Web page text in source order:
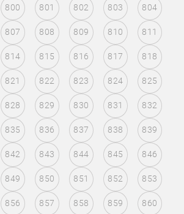
800 801 802 803 804
807 808 809 810 811
814 815 816 817 818
821 822 823 824 825
828 829 830 831 832
835 836 837 838 839
842 843 844 845 846
849 850 851 852 853
856 857 858 859 860